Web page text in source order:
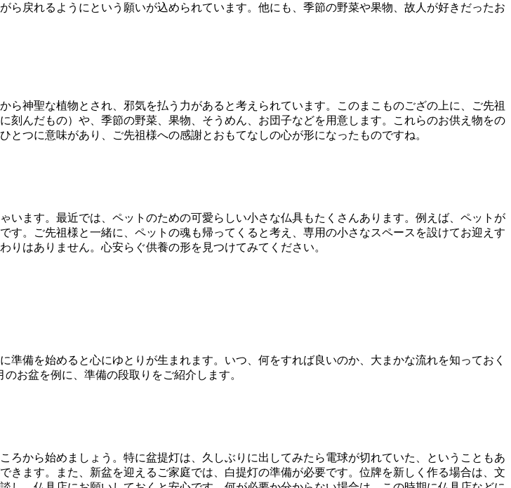
戻れるようにという願いが込められています。他にも、季節の野菜や果物、故人が好きだったお
神聖な植物とされ、邪気を払う力があると考えられています。このまこものござの上に、ご先祖
んだもの）や、季節の野菜、果物、そうめん、お団子などを用意します。これらのお供え物をの
つに意味があり、ご先祖様への感謝とおもてなしの心が形になったものですね。
ます。最近では、ペットのための可愛らしい小さな仏具もたくさんあります。例えば、ペットが
。ご先祖様と一緒に、ペットの魂も帰ってくると考え、専用の小さなスペースを設けてお迎えす
はありません。心安らぐ供養の形を見つけてみてください。
備を始めると心にゆとりが生まれます。いつ、何をすれば良いのか、大まかな流れを知っておく
お盆を例に、準備の段取りをご紹介します。
から始めましょう。特に盆提灯は、久しぶりに出してみたら電球が切れていた、ということもあ
ます。また、新盆を迎えるご家庭では、白提灯の準備が必要です。位牌を新しく作る場合は、文